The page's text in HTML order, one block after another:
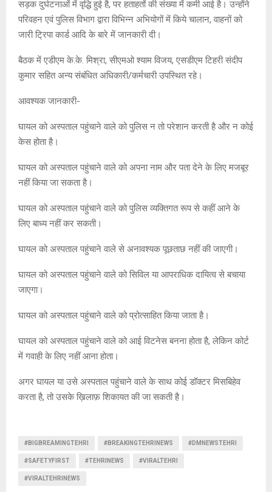
सड़क दुर्घटनाओं में वृद्धि हुई है, पर हताहतों की संख्या में कमी आई है। उन्होंने
परिवहन एवं पुलिस विभाग द्वारा विभिन्न अभियोगों में किये चालान, वाहनों को
जारी ट्रिपा कार्ड आदि के बारे में जानकारी दी।
बैठक में एडीएम के.के. मिश्रा, सीएमओ श्याम विजय, एसडीएम टिहरी संदीप
कुमार सहित अन्य संबंधित अधिकारी/कर्मचारी उपस्थित रहे।
आवश्यक जानकारी-
घायल को अस्पताल पहुंचाने वाले को पुलिस न तो परेशान करती है और न कोई
केस होता है।
घायल को अस्पताल पहुंचाने वाले को अपना नाम और पता देने के लिए मजबूर
नहीं किया जा सकता है।
घायल को अस्पताल पहुंचाने वाले को पुलिस व्यक्तिगत रूप से कहीं आने के
लिए बाध्य नहीं कर सकती।
घायल को अस्पताल पहुंचाने वाले से अनावश्यक पूछताछ नहीं की जाएगी।
घायल को अस्पताल पहुंचाने वाले को सिविल या आपराधिक दायित्व से बचाया
जाएगा।
घायल को अस्पताल पहुंचाने वाले को प्रोत्साहित किया जाता है।
घायल को अस्पताल पहुंचाने वाले को आई विटनेस बनना होता है, लेकिन कोर्ट
में गवाही के लिए नहीं आना होता।
अगर घायल या उसे अस्पताल पहुंचाने वाले के साथ कोई डॉक्टर मिसबिहेव
करता है, तो उसके ख़िलाफ़ शिकायत की जा सकती है।
#BIGBREAMINGTEHRI #BREAKINGTEHRINEWS #DMNEWSTEHRI
#SAFETYFIRST #TEHRINEWS #VIRALTEHRI
#VIRALTEHRINEWS